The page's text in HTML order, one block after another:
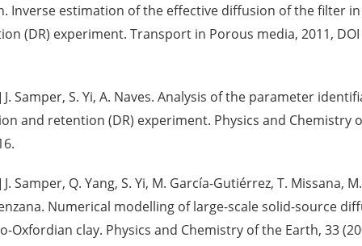
Inverse estimation of the effective diffusion of the filter
(DR) experiment. Transport in Porous media, 2011, DOI
J. Samper, S. Yi, A. Naves. Analysis of the parameter
and retention (DR) experiment. Physics and Chemistry
J. Samper, Q. Yang, S. Yi, M. García-Gutiérrez, T. Missana,
Numerical modelling of large-scale solid-source
Oxfordian clay. Physics and Chemistry of the Earth, 33